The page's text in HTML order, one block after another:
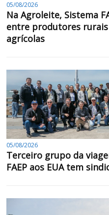
05/08/2026
Na Agroleite, Sistema
entre produtores
agrícolas
05/08/2026
Terceiro grupo da
FAEP aos EUA tem